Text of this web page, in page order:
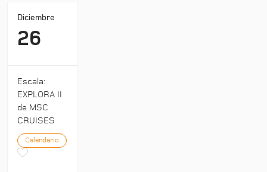
Diciembre
26
Escala:
EXPLORA II
de MSC
CRUISES
Calendario